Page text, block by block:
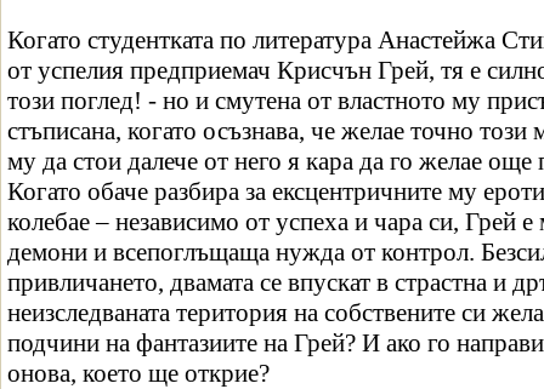
Когато студентката по литература Анастeйжа
от успелия предприемач Крисчън Грей, тя е
този поглед! - но и смутена от властното му
стъписана, когато осъзнава, че желае точно
му да стои далече от него я кара да го желае още
Когато обаче разбира за ексцентричните му
колебае – независимо от успеха и чара си, Грей
демони и всепоглъщаща нужда от контрол.
привличането, двамата се впускат в страстна и
неизследваната територия на собствените си
подчини на фантазиите на Грей? И ако го
онова, което ще открие?